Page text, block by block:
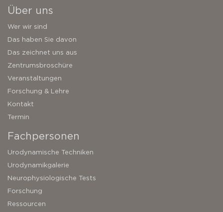
Über uns
Wer wir sind
Das haben Sie davon
Das zeichnet uns aus
Zentrumsbroschüre
Veranstaltungen
Forschung & Lehre
Kontakt
Termin
Fachpersonen
Urodynamische Techniken
Urodynamikgalerie
Neurophysiologische Tests
Forschung
Ressourcen